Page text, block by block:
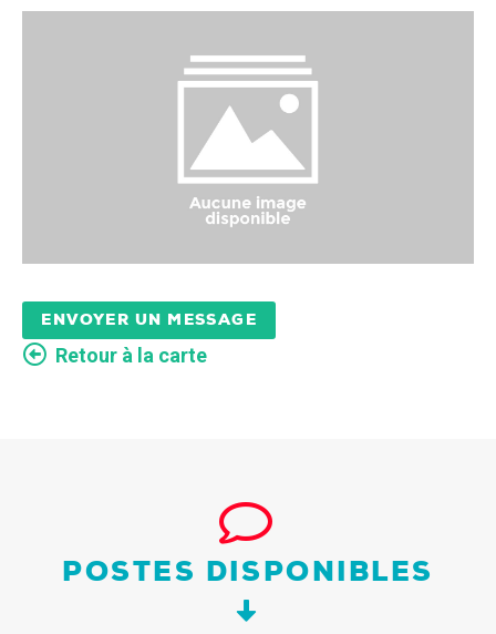
ENVOYER UN MESSAGE
Retour à la carte
POSTES DISPONIBLES